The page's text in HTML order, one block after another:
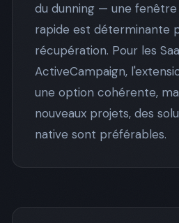
du dunning — une
rapide est déterminante
récupération. Pour les
ActiveCampaign,
une option cohérente,
nouveaux projets, des
native sont préférables.